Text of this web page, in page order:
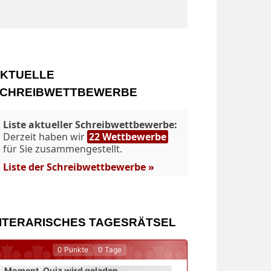
Liste aktueller Schreibwettbewerbe:
Derzeit haben wir 22 Wettbewerbe
für Sie zusammengestellt.
Liste der Schreibwettbewerbe »
TAGESRÄTSEL
0 Punkte 0 Tage